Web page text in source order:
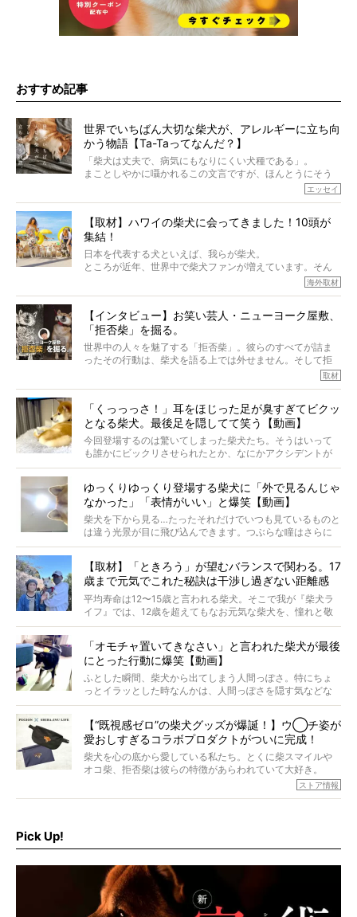
おすすめ記事
世界でいちばん大切な柴犬が、アレルギーに立ち向
かう物語【Ta-Taってなんだ？】
「柴犬は丈夫で、病気にもなりにくい犬種である」。
まことしやかに囁かれるこの文言ですが、ほんとうにそう
でも、いざそれぞれの個体を見ていくと、丈夫で病気にも
なりにくい、とは言えないような気もするのです。
実際に「病気にならない」などということはないし、飼い
主はそのためにやるべきことがある。
今回は、柴犬に関わる方たちすべてに読んで欲しい、ある
語でした。
※文章はご本人の了承を得て編集しています
※画像はすべてイメージです
※この記事は個人の感想であり、効果・効能を示すものではありません
エッセイ
【取材】ハワイの柴犬に会ってきました！10頭が
集結！
日本を代表する犬といえば、我らが柴犬。
ところが近年、世界中で柴犬ファンが増えています。そん
な中「柴犬ライフ」が目をつけたのは、南の楽園ハワイ。
そんな噂を聞きつけ、今回はハワイの柴犬たちを取材して
きました！
海外取材
【インタビュー】お笑い芸人・ニューヨーク屋敷、
「拒否柴」を掘る。
世界中の人々を魅了する「拒否柴」。彼らのすべてが詰ま
ったその行動は、柴犬を語る上では外せません。そして拒
否柴がここまで話題になるのは、“映える”ことも理由のひと
がるのでしょうか。
最近版画製作を始めた、お笑いコンビ「ニューヨーク」の
屋敷裕政さんに、拒否柴を掘っていただきました！ イン
タビューと合わせてご覧ください。
取材
「くっっっさ！」耳をほじった足が臭すぎてビクッ
となる柴犬。最後足を隠してて笑う【動画】
今回登場するのは驚いてしまった柴犬たち。そうはいって
も誰かにビックリさせられたとか、なにかアクシデントが
起きたとか、そういうことが原因ではありません。全ての
ゆっくりゆっくり登場する柴犬に「外で見るんじゃ
なかった」「表情がいい」と爆笑【動画】
柴犬を下から見る…たったそれだけでいつも見ているものと
は違う光景が目に飛び込んできます。つぶらな瞳はさらに
つぶらに見え、モフモフのお顔はさらにモフモフに見えま
【取材】「ときろう」が望むバランスで関わる。17
歳まで元気でこれた秘訣は干渉し過ぎない距離感
#38ときろう
平均寿命は12〜15歳と言われる柴犬。そこで我が『柴犬ラ
イフ』では、12歳を超えてもなお元気な柴犬を、憧れと敬
意を込めて“レジェンド柴”と呼んでいます。 この特集で
ォーカスし、その元気の秘訣や、老犬と暮らすうえで大切
だと思うことを、オーナーさんに語っていただきます。今
回登場してくれたのは、17歳のときろうくん。小さい頃か
ら食が細かったため、何でも食べさせてきたということで
「オモチャ置いてきなさい」と言われた柴犬が最後
にとった行動に爆笑【動画】
ふとした瞬間、柴犬から出てしまう人間っぽさ。特にちょ
っとイラッとした時なんかは、人間っぽさを隠す気などな
いように見えます。もしかして本当の本当は、中身は人間
【“既視感ゼロ”の柴犬グッズが爆誕！】ウ◯チ姿が
愛おしすぎるコラボプロダクトがついに完成！
柴犬を心の底から愛している私たち。とくに柴スマイルや
オコ柴、拒否柴は彼らの特徴があらわれていて大好き。
でもちょっと待て…もうひとつ、忘れてはならない愛おしい
柴犬と暮らす人もそうでない人も、とにかく柴犬を愛して
ストア情報
Pick Up!